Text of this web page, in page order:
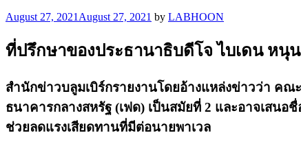
Posted
August 27, 2021 August 27, 2021 by LABHOON
ที่ปรึกษาของประธานาธิบดีโจ ไบเดน หนุ
สำนักข่าวบลูมเบิร์กรายงานโดยอ้างแหล่งข่าวว่า คณ
ธนาคารกลางสหรัฐ (เฟด) เป็นสมัยที่ 2 และอาจเสน
ช่วยลดแรงเสียดทานที่มีต่อนายพาเวล